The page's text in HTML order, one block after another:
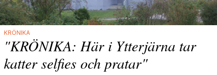
KRÖNIKA
"KRÖNIKA: Här i Ytterjärna tar
katter selfies och pratar"